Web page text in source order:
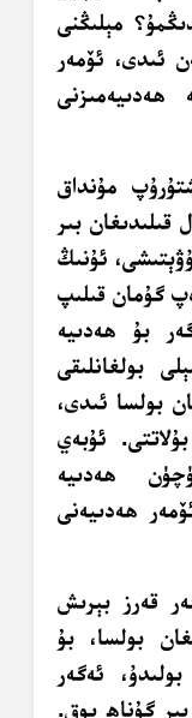
مېلىڭنى
ئىدى، ئۆمەر
مۇنداق
قىلىدىغان بىر
ئۇنىڭ
گۇمان قىلىپ
بۇ ھەدىيە
بولغانلىقى
بولسا ئىدى،
ئۇبەي
ھەدىيە
ھەدىيەنى
قەرز بېرىش
بولسا، بۇ
ئەگەر
گۇناھ يوق.